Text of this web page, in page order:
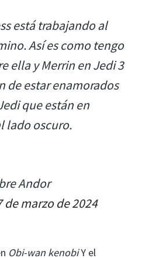
está trabajando al
Así es como tengo
ella y Merrin en Jedi 3
de estar enamorados
que están en
lado oscuro.
Andor
de marzo de 2024
Obi-wan kenobiY el